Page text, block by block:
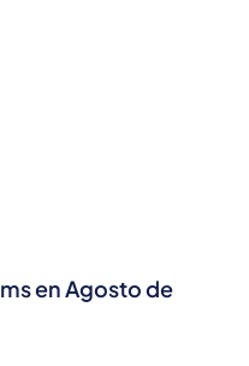
en Agosto de